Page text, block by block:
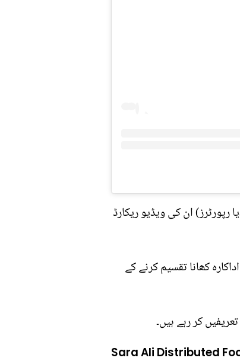
ان کی ویڈیو ریکارڈ
کھانا تقسیم کرنے کے
کر رہے ہیں۔
Sara Ali Distributed